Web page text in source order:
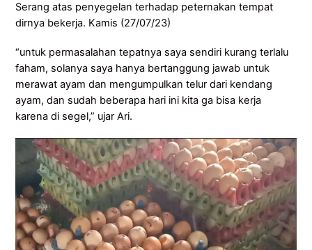
Serang atas penyegelan terhadap peternakan tempat
dirnya bekerja. Kamis (27/07/23)
“untuk permasalahan tepatnya saya sendiri kurang terlalu
faham, solanya saya hanya bertanggung jawab untuk
merawat ayam dan mengumpulkan telur dari kendang
ayam, dan sudah beberapa hari ini kita ga bisa kerja
karena di segel,” ujar Ari.